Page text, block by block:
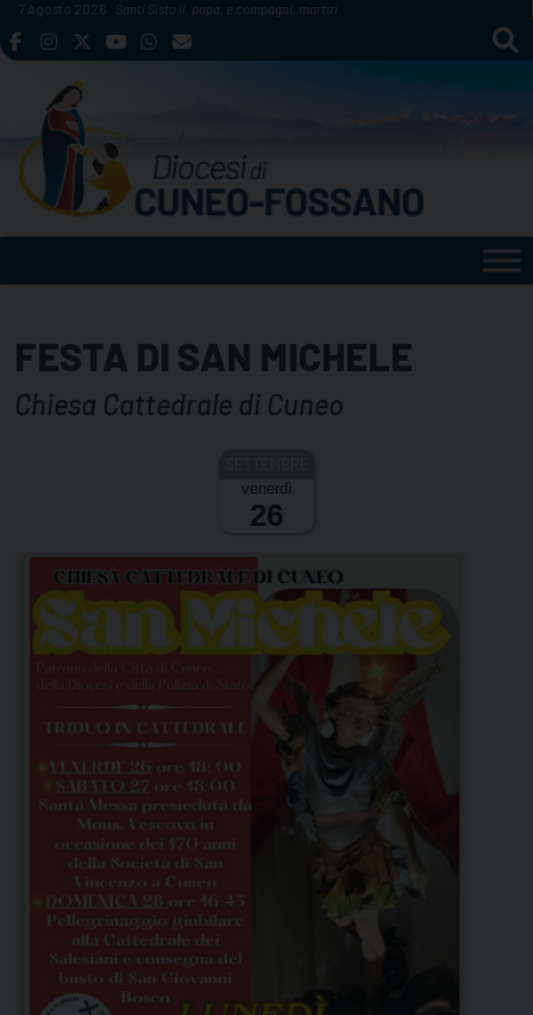
Skip
to
7 Agosto 2026 Santi Sisto II, papa, e compagni, martiri
FESTA DI SAN MICHELE
Chiesa Cattedrale di Cuneo
venerdì
26